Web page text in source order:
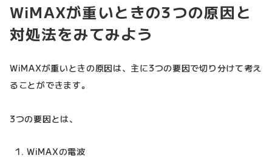
WiMAXが重いときの3つの原因と
対処法をみてみよう
WiMAXが重いときの原因は、主に3つの要因で切り分けて考え
ることができます。
3つの要因とは、
WiMAXの電波